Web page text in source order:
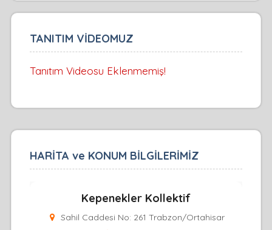
TANITIM VİDEOMUZ
Tanıtım Videosu Eklenmemiş!
HARİTA ve KONUM BİLGİLERİMİZ
Kepenekler Kollektif
Sahil Caddesi No: 261 Trabzon/Ortahisar